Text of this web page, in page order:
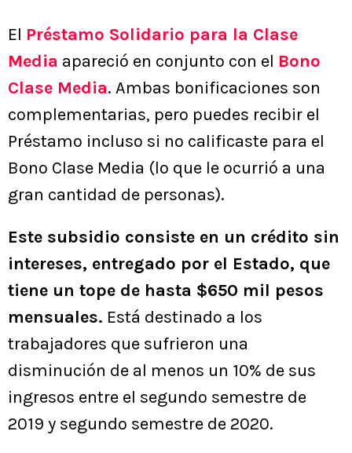
El Préstamo Solidario para la Clase
Media apareció en conjunto con el Bono
Clase Media. Ambas bonificaciones son
complementarias, pero puedes recibir el
Préstamo incluso si no calificaste para el
Bono Clase Media (lo que le ocurrió a una
gran cantidad de personas).
Este subsidio consiste en un crédito sin
intereses, entregado por el Estado, que
tiene un tope de hasta $650 mil pesos
mensuales. Está destinado a los
trabajadores que sufrieron una
disminución de al menos un 10% de sus
ingresos entre el segundo semestre de
2019 y segundo semestre de 2020.